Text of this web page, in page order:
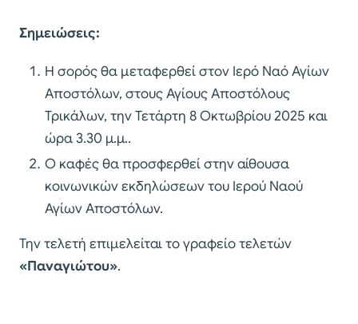
Σημειώσεις:
Η σορός θα μεταφερθεί στον Ιερό Ναό Αγίων
Αποστόλων, στους Αγίους Αποστόλους
Τρικάλων, την Τετάρτη 8 Οκτωβρίου 2025 και
ώρα 3.30 μ.μ..
Ο καφές θα προσφερθεί στην αίθουσα
κοινωνικών εκδηλώσεων του Ιερού Ναού
Αγίων Αποστόλων.
Την τελετή επιμελείται το γραφείο τελετών
«Παναγιώτου».